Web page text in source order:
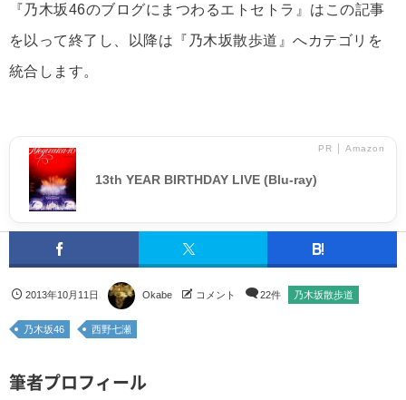
『乃木坂46のブログにまつわるエトセトラ』はこの記事
を以って終了し、以降は『乃木坂散歩道』へカテゴリを
統合します。
PR │ Amazon
13th YEAR BIRTHDAY LIVE (Blu-ray)
2013年10月11日 Okabe コメント 22件 乃木坂散歩道
乃木坂46 西野七瀬
筆者プロフィール